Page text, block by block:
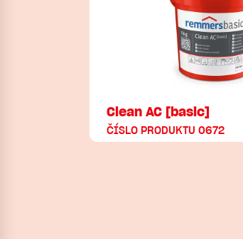
Clean AC [basic]
ČÍSLO PRODUKTU 0672